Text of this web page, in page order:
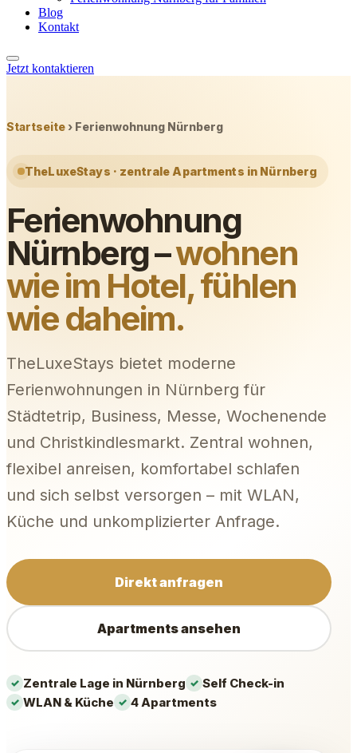
Blog
Kontakt
Jetzt kontaktieren
Startseite› Ferienwohnung Nürnberg
TheLuxeStays · zentrale Apartments in Nürnberg
Ferienwohnung
Nürnberg –wohnen
wie im Hotel, fühlen
wie daheim.
TheLuxeStays bietet moderne
Ferienwohnungen in Nürnberg für
Städtetrip, Business, Messe, Wochenende
und Christkindlesmarkt. Zentral wohnen,
flexibel anreisen, komfortabel schlafen
und sich selbst versorgen – mit WLAN,
Küche und unkomplizierter Anfrage.
Direkt anfragen
Apartments ansehen
Zentrale Lage in Nürnberg
Self Check-in
WLAN & Küche
4 Apartments